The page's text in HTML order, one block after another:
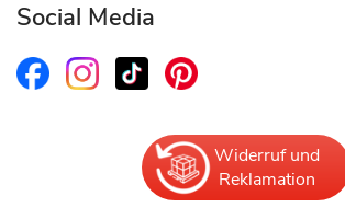
Social Media
Widerruf und
Reklamation